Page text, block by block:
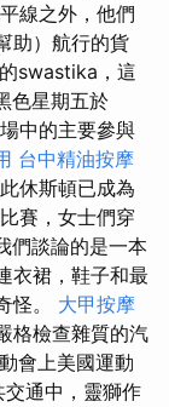
線之外，他們
助）航行的貨
swastika，這
色星期五於
中的主要參與
台中精油按摩
休斯頓已成為
賽，女士們穿
們談論的是一本
衣裙，鞋子和最
怪。 大甲按摩
格檢查雜質的汽
會上美國運動
交通中，靈獅作